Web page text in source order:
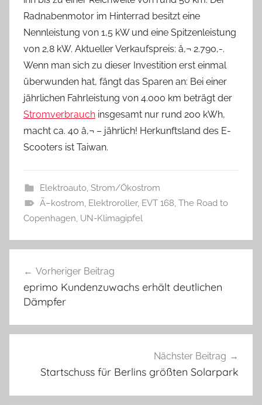
Radnabenmotor im Hinterrad besitzt eine
Nennleistung von 1,5 kW und eine Spitzenleistung
von 2,8 kW. Aktueller Verkaufspreis: â‚¬ 2.790,-.
Wenn man sich zu dieser Investition erst einmal
überwunden hat, fängt das Sparen an: Bei einer
jährlichen Fahrleistung von 4.000 km beträgt der
Stromverbrauch insgesamt nur rund 200 kWh,
macht ca. 40 â‚¬ – jährlich! Herkunftsland des E-
Scooters ist Taiwan.
Elektroauto, Strom/Ökostrom
Ã–kostrom Elektroroller, EVT 168 The Road to
Copenhagen UN-Klimagipfel
Vorheriger Beitrag
eprimo Kundenzuwachs erhält deutlichen
Dämpfer
Nächster Beitrag
Startschuss für Berlins größten Solarpark